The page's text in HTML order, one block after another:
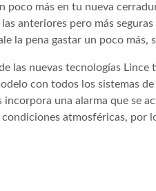
más en tu nueva
anteriores pero más
la pena gastar un poco
las nuevas tecnologías
con todos los sistemas
incorpora una alarma que se
atmosféricas, por